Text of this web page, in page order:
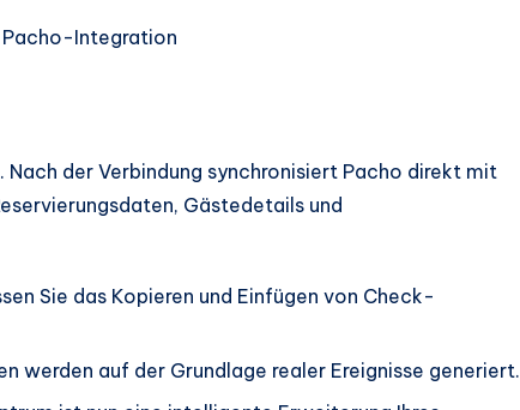
Pacho-Integration
der Verbindung synchronisiert Pacho direkt mit
Gästedetails und
Sie das Kopieren und Einfügen von Check-
werden auf der Grundlage realer Ereignisse generiert.